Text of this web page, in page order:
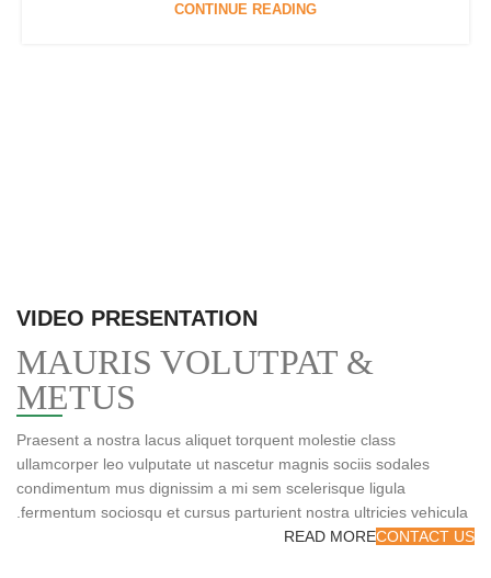
CONTINUE READING
VIDEO PRESENTATION
MAURIS VOLUTPAT &
METUS
Praesent a nostra lacus aliquet torquent molestie class
ullamcorper leo vulputate ut nascetur magnis sociis sodales
condimentum mus dignissim a mi sem scelerisque ligula
fermentum sociosqu et cursus parturient nostra ultricies vehicula.
CONTACT US
READ MORE